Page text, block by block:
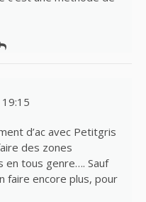
d’ac avec Petitgris
des zones
en tous genre…. Sauf
faire encore plus, pour